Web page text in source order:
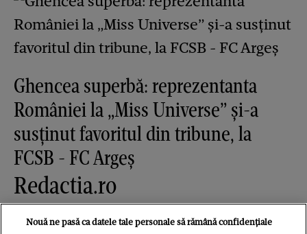
Ghencea superbă: reprezentanta
României la „Miss Universe” și-a
susținut favoritul din tribune, la
FCSB - FC Argeș
Redactia.ro
Nouă ne pasă ca datele tale personale să rămână confidențiale